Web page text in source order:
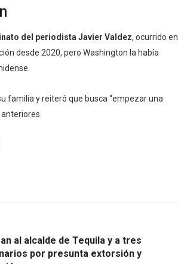
del periodistaJavier Valdez, ocurrido en
desde 2020, pero Washington la había
familia y reiteró que busca “empezar una
al alcalde de Tequila y a tres
por presunta extorsión y